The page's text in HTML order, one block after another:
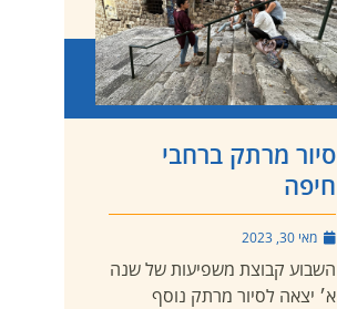
סיור מרתק ברחבי
חיפה
מאי 30, 2023
השבוע קבוצת משפיעות של שנה
א׳ יצאה לסיור מרתק נוסף